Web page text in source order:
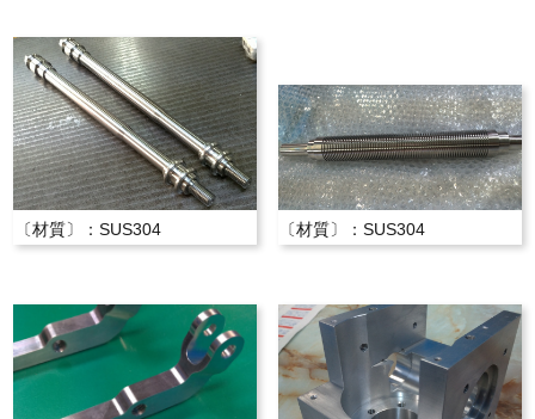
〔材質〕：SUS304 〔材質〕：SUS304